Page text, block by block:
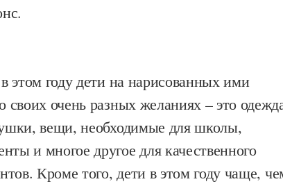
этом году дети на нарисованных ими
своих очень разных желаниях – это
вещи, необходимые для школы,
и многое другое для качественного
Кроме того, дети в этом году чаще,